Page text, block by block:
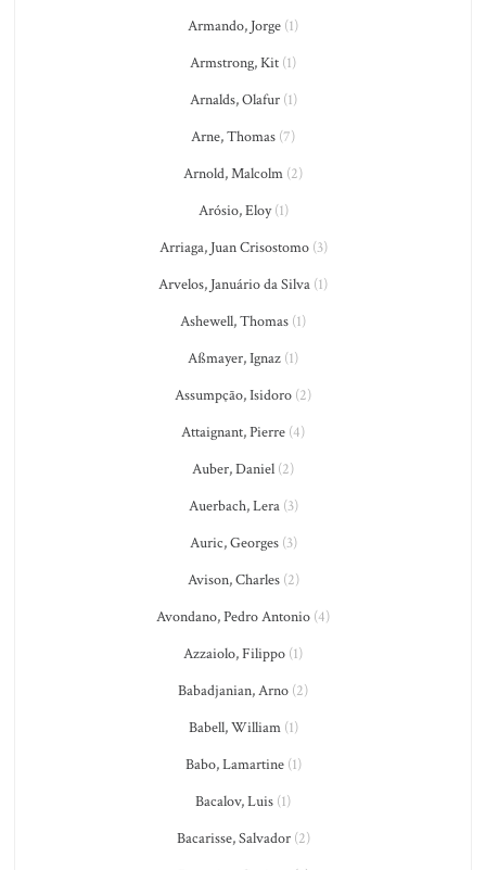
Armando, Jorge (1)
Armstrong, Kit (1)
Arnalds, Olafur(1)
Arne, Thomas (7)
Arnold, Malcolm (2)
Arósio, Eloy(1)
Arriaga, Juan Crisostomo(3)
Arvelos, Januário da Silva (1)
Ashewell, Thomas (1)
Aßmayer, Ignaz (1)
Assumpção, Isidoro (2)
Attaignant, Pierre (4)
Auber, Daniel (2)
Auerbach, Lera(3)
Auric, Georges(3)
Avison, Charles(2)
Avondano, Pedro Antonio (4)
Azzaiolo, Filippo (1)
Babadjanian, Arno (2)
Babell, William(1)
Babo, Lamartine(1)
Bacalov, Luis (1)
Bacarisse, Salvador(2)